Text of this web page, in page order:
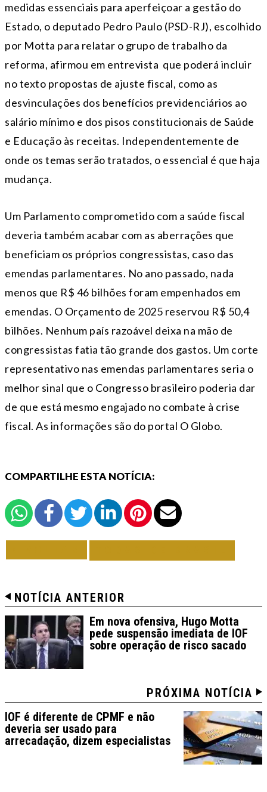
medidas essenciais para aperfeiçoar a gestão do
Estado, o deputado Pedro Paulo (PSD-RJ), escolhido
por Motta para relatar o grupo de trabalho da
reforma, afirmou em entrevista que poderá incluir
no texto propostas de ajuste fiscal, como as
desvinculações dos benefícios previdenciários ao
salário mínimo e dos pisos constitucionais de Saúde
e Educação às receitas. Independentemente de
onde os temas serão tratados, o essencial é que haja
mudança.
Um Parlamento comprometido com a saúde fiscal
deveria também acabar com as aberrações que
beneficiam os próprios congressistas, caso das
emendas parlamentares. No ano passado, nada
menos que R$ 46 bilhões foram empenhados em
emendas. O Orçamento de 2025 reservou R$ 50,4
bilhões. Nenhum país razoável deixa na mão de
congressistas fatia tão grande dos gastos. Um corte
representativo nas emendas parlamentares seria o
melhor sinal que o Congresso brasileiro poderia dar
de que está mesmo engajado no combate à crise
fiscal. As informações são do portal O Globo.
COMPARTILHE ESTA NOTÍCIA:
NOTÍCIA ANTERIOR
Em nova ofensiva, Hugo Motta
pede suspensão imediata de IOF
sobre operação de risco sacado
PRÓXIMA NOTÍCIA
IOF é diferente de CPMF e não
deveria ser usado para
arrecadação, dizem especialistas